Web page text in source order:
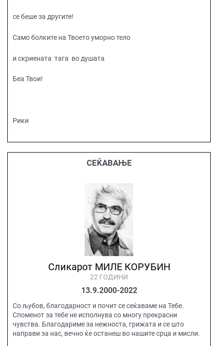
се беше за другите!
Само болките на Твоето уморно тело
и скриената тага во душата
Беа Твои!
Рики
СЕЌАВАЊЕ
Сликарот МИЛЕ КОРУБИН
22 ГОДИНИ
13.9.2000-2022
Со љубов, благодарност и почит се сеќаваме на Тебе.
Споменот за тебе не исполнува со многу прекрасни
чувства. Благодариме за нежноста, грижата и се што
направи за нас, вечно ќе останеш во нашите срца и мисли.